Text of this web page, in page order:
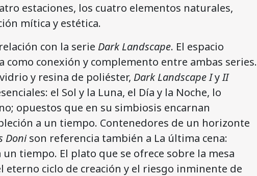
estaciones, los cuatro elementos naturales,
mítica y estética.
con la serie Dark Landscape. El espacio
como conexión y complemento entre ambas series.
y resina de poliéster, Dark Landscape IyII
el Sol y la Luna, el Día y la Noche, lo
opuestos que en su simbiosis encarnan
a un tiempo. Contenedores de un horizonte
Donison referencia también a La última cena:
tiempo. El plato que se ofrece sobre la mesa
eterno ciclo de creación y el riesgo inminente de